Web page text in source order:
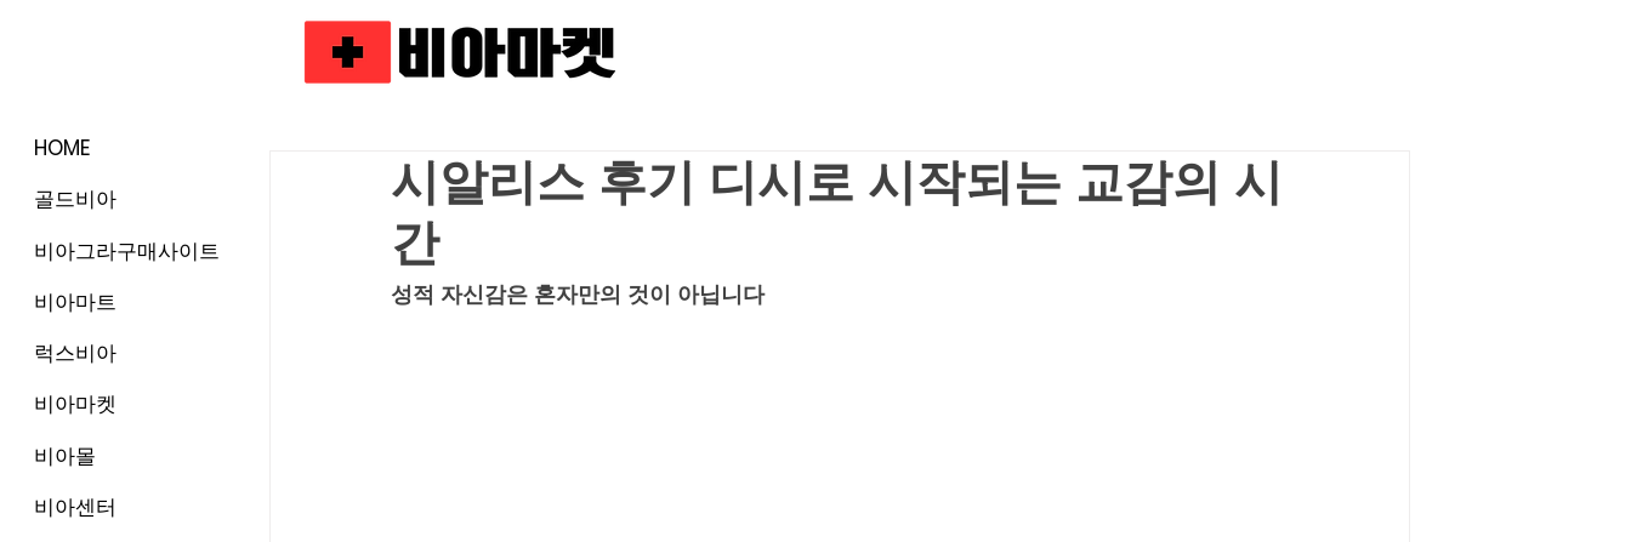
시알리스 후기 디시로 시작되는 교감의 시
간
성적 자신감은 혼자만의 것이 아닙니다
HOME
골드비아
비아그라구매사이트
비아마트
럭스비아
비아마켓
비아몰
비아센터